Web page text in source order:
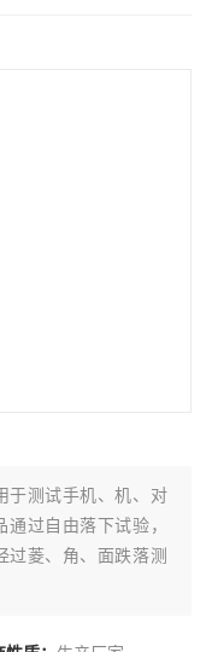
于测试手机、机、对
过自由落下试验，
过菱、角、面跌落测